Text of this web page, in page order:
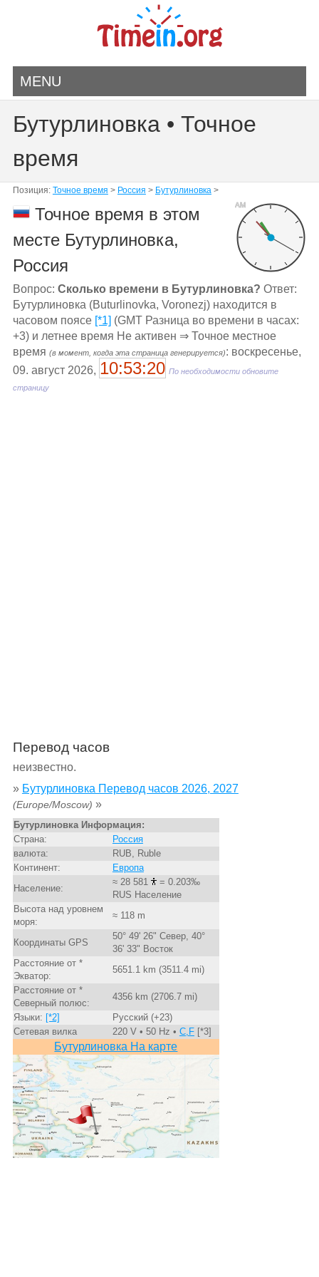
MENU
Бутурлиновка • Точное
время
Позиция: Точное время > Россия > Бутурлиновка>
AM
Точное время в этом
месте Бутурлиновка,
Россия
Вопрос: Сколько времени в Бутурлиновка? Ответ:
Бутурлиновка (Buturlinovka, Voronezj) находится в
часовом поясе [*1] (GMT Разница во времени в часах:
+3) и летнее время Не активен ⇒ Точное местное
время (в момент, когда эта страница генерируется): воскресенье,
09. август 2026, 10:53:20 По необходимости обновите
страницу
Перевод часов
неизвестно.
» Бутурлиновка Перевод часов 2026, 2027
(Europe/Moscow) »
Бутурлиновка Информация:
Страна:
Россия
валюта:
RUB, Ruble
Континент:
Европа
Население:
≈ 28 581
= 0.203‰
RUS Население
Высота над уровнем
моря:
≈ 118 m
Координаты GPS
50° 49' 26" Север, 40°
36' 33" Восток
Расстояние от *
Экватор:
5651.1 km (3511.4 mi)
Расстояние от *
Северный полюс:
4356 km (2706.7 mi)
Языки: [*2]
Русский (+23)
Сетевая вилка
220 V • 50 Hz • C,F[*3]
Бутурлиновка На карте